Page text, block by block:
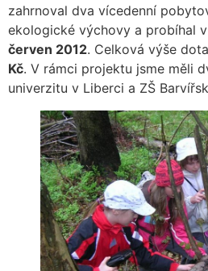
zahrnoval dva vícedenní
ekologické výchovy a probíhal
červen 2012. Celková výše
Kč. V rámci projektu jsme měli
univerzitu v Liberci a ZŠ